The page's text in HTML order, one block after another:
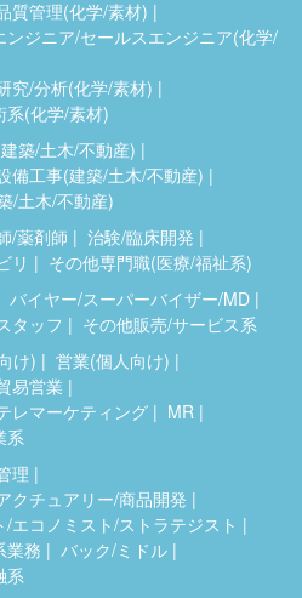
質管理(化学/素材)
ンジニア/セールスエンジニア(化学/
究/分析(化学/素材)
系(化学/素材)
築/土木/不動産)
備工事(建築/土木/不動産)
/土木/不動産)
/薬剤師
治験/臨床開発
リ
その他専門職(医療/福祉系)
バイヤー/スーパーバイザー/MD
タッフ
その他販売/サービス系
け)
営業(個人向け)
易営業
レマーケティング
MR
系
理
クチュアリー/商品開発
/エコノミスト/ストラテジスト
業務
バック/ミドル
系